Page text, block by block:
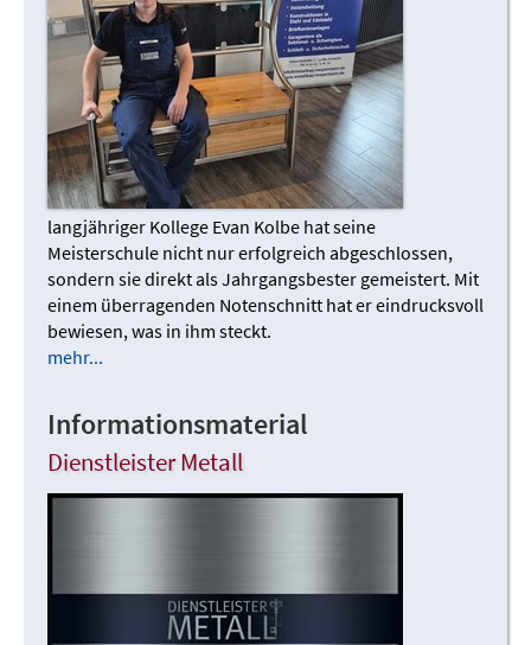
langjähriger Kollege Evan Kolbe hat seine
Meisterschule nicht nur erfolgreich abgeschlossen,
sondern sie direkt als Jahrgangsbester gemeistert. Mit
einem überragenden Notenschnitt hat er eindrucksvoll
bewiesen, was in ihm steckt.
mehr...
Informationsmaterial
Dienstleister Metall